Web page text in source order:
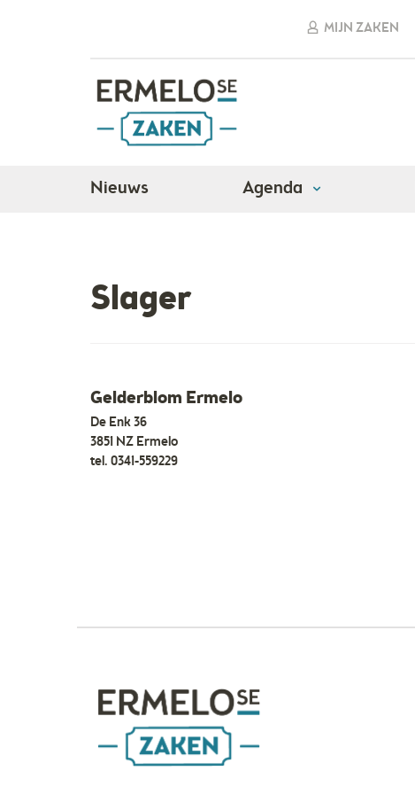
MIJN ZAKEN
Nieuws Agenda
Slager
Gelderblom Ermelo
De Enk 36
3851 NZ Ermelo
tel. 0341-559229